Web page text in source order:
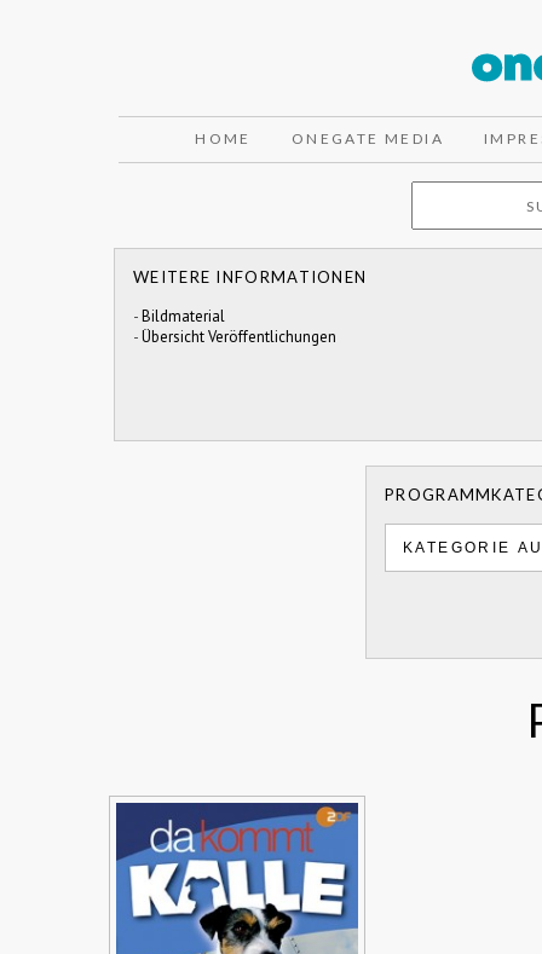
HOME ONEGATE MEDIA
WEITERE INFORMATIONEN
-Bildmaterial
-Übersicht Veröffentlichungen